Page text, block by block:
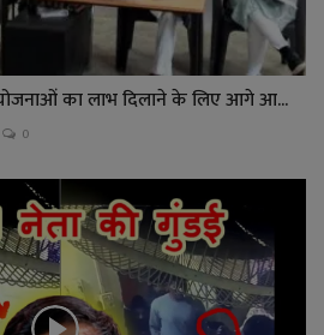
का लाभ दिलाने के लिए आगे आ...
0